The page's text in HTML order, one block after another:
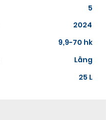
5
2024
9,9-70 hk
Lång
25 L